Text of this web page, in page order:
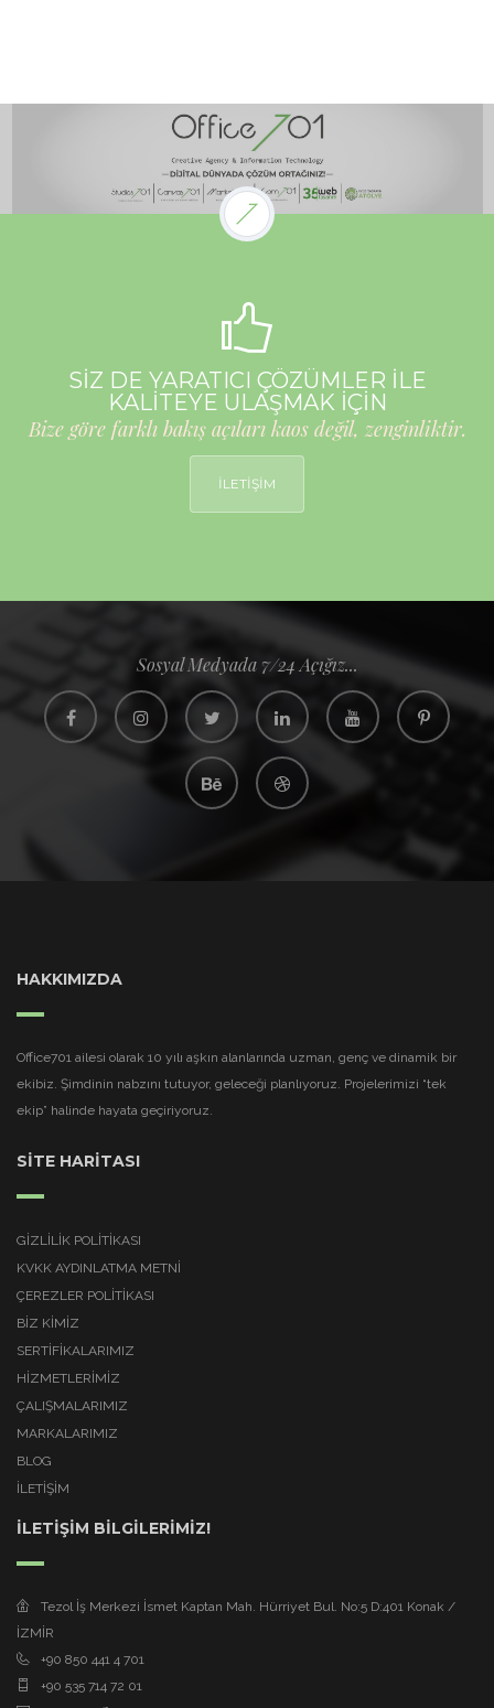
SİZ DE YARATICI ÇÖZÜMLER İLE
KALİTEYE ULAŞMAK İÇİN
Bize göre farklı bakış açıları kaos değil, zenginliktir.
İLETİŞİM
Sosyal Medyada 7/24 Açığız...
HAKKIMIZDA
Office701 ailesi olarak 10 yılı aşkın alanlarında uzman, genç ve dinamik bir
ekibiz. Şimdinin nabzını tutuyor, geleceği planlıyoruz. Projelerimizi “tek
ekip” halinde hayata geçiriyoruz.
SİTE HARİTASI
GIZLILIK POLITIKASI
KVKK AYDINLATMA METNI
ÇEREZLER POLITIKASI
BİZ KİMİZ
SERTİFİKALARIMIZ
HİZMETLERİMİZ
ÇALIŞMALARIMIZ
MARKALARIMIZ
BLOG
İLETİŞİM
İLETİŞİM BİLGİLERİMİZ!
Tezol İş Merkezi İsmet Kaptan Mah. Hürriyet Bul. No:5 D:401 Konak /
İZMİR
+90 850 441 4 701
+90 535 714 72 01